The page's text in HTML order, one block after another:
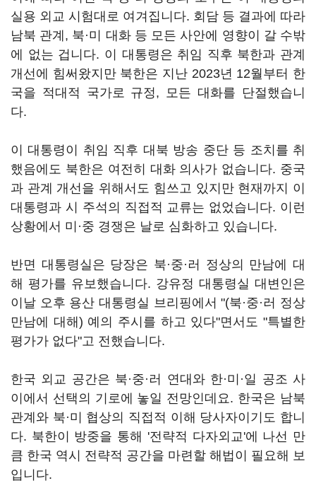
실용 외교 시험대로 여겨집니다. 회담 등 결과에 따라
남북 관계, 북·미 대화 등 모든 사안에 영향이 갈 수밖
에 없는 겁니다. 이 대통령은 취임 직후 북한과 관계
개선에 힘써왔지만 북한은 지난 2023년 12월부터 한
국을 적대적 국가로 규정, 모든 대화를 단절했습니
다.
이 대통령이 취임 직후 대북 방송 중단 등 조치를 취
했음에도 북한은 여전히 대화 의사가 없습니다. 중국
과 관계 개선을 위해서도 힘쓰고 있지만 현재까지 이
대통령과 시 주석의 직접적 교류는 없었습니다. 이런
상황에서 미·중 경쟁은 날로 심화하고 있습니다.
반면 대통령실은 당장은 북·중·러 정상의 만남에 대
해 평가를 유보했습니다. 강유정 대통령실 대변인은
이날 오후 용산 대통령실 브리핑에서 "(북·중·러 정상
만남에 대해) 예의 주시를 하고 있다"면서도 "특별한
평가가 없다"고 전했습니다.
한국 외교 공간은 북·중·러 연대와 한·미·일 공조 사
이에서 선택의 기로에 놓일 전망인데요. 한국은 남북
관계와 북·미 협상의 직접적 이해 당사자이기도 합니
다. 북한이 방중을 통해 '전략적 다자외교'에 나선 만
큼 한국 역시 전략적 공간을 마련할 해법이 필요해 보
입니다.